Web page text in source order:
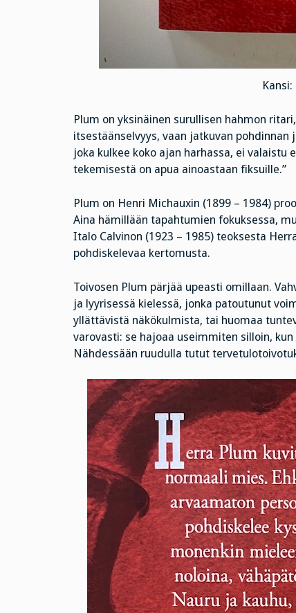
Plum on yksinäinen surullisen hahmon
itsestäänselvyys, vaan jatkuvan pohdinnan
joka kulkee koko ajan harhassa, ei
tekemisestä on apua ainoastaan fiksuille.”
Plum on Henri Michauxin (1899 – 1984)
Aina hämillään tapahtumien fokuksessa,
Italo Calvinon (1923 – 1985) teoksesta
pohdiskelevaa kertomusta.
Toivosen Plum pärjää upeasti omillaan.
ja lyyrisessä kielessä, jonka patoutunut
yllättävistä näkökulmista, tai huomaa
varovasti: se hajoaa useimmiten silloin,
Nähdessään ruudulla tutut